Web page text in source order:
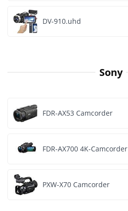
DV-910.uhd
Sony
FDR-AX53 Camcorder
FDR-AX700 4K-Camcorder
PXW-X70 Camcorder